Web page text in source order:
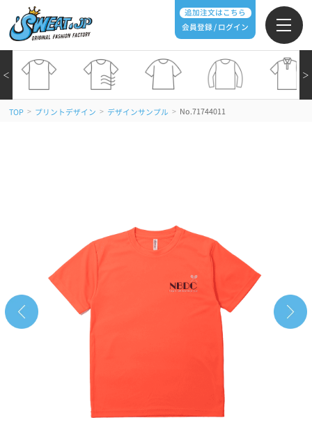
追加注文はこちら
会員登録 / ログイン
＞
＜
TOP > プリントデザイン > デザインサンプル > No.71744011